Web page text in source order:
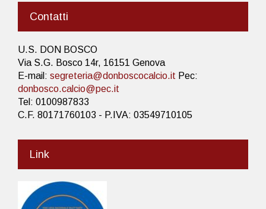
Contatti
U.S. DON BOSCO
Via S.G. Bosco 14r, 16151 Genova
E-mail: segreteria@donboscocalcio.it Pec:
donbosco.calcio@pec.it
Tel: 0100987833
C.F. 80171760103 - P.IVA: 03549710105
Link